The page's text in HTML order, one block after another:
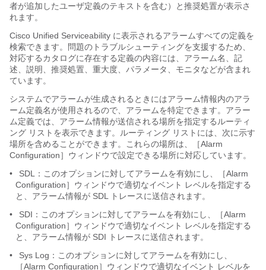
者が追加したユーザ定義のテキストを含む）と推奨処置が表示さ
れます。
Cisco Unified Serviceability に表示されるアラームすべての定義を
検索できます。問題のトラブルシューティングを支援するため、
対応するカタログに存在する定義の内容には、アラーム名、記
述、説明、推奨処置、重大度、パラメータ、モニタなどが含まれ
ています。
システムでアラームが生成されるときにはアラーム情報内のアラ
ーム定義名が使用されるので、アラームを特定できます。アラー
ム定義では、アラーム情報が送信される場所を指定するルーティ
ング リストを表示できます。ルーティング リストには、次に示す
場所を含めることができます。これらの場所は、［Alarm
Configuration］ウィンドウで設定できる場所に対応しています。
•
SDL：このオプションに対してアラームを有効にし、［Alarm
Configuration］ウィンドウで適切なイベント レベルを指定する
と、アラーム情報が SDL トレースに送信されます。
•
SDI：このオプションに対してアラームを有効にし、［Alarm
Configuration］ウィンドウで適切なイベント レベルを指定する
と、アラーム情報が SDI トレースに送信されます。
•
Sys Log：このオプションに対してアラームを有効にし、
［Alarm Configuration］ウィンドウで適切なイベント レベルを